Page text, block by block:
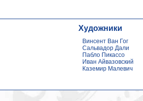
Художники
Винсент Ван Гог
Сальвадор Дали
Пабло Пикассо
Иван Айвазовский
Каземир Малевич